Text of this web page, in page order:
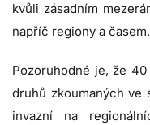
kvůli zásadním
napříč regiony a časem.
Pozoruhodné je, že
druhů zkoumaných ve
invazní na